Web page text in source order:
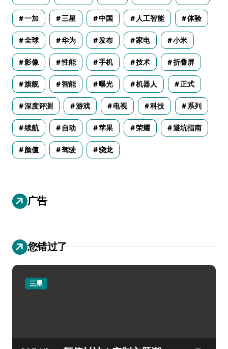
一加 三星 中国 人工智能 体验
全球 华为 发布 家电 小米
影像 性能 手机 技术 折叠屏
旗舰 智能 曝光 机器人 正式
深度评测 游戏 电视 科技 系列
续航 自动 苹果 荣耀 避坑指南
颜值 驾驶 骁龙
广告
您错过了
三星